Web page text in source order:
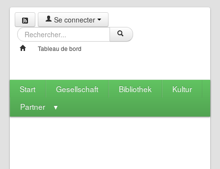
Se connecter
Tableau de bord
Start Gesellschaft Bibliothek
Kultur
Partner
▼